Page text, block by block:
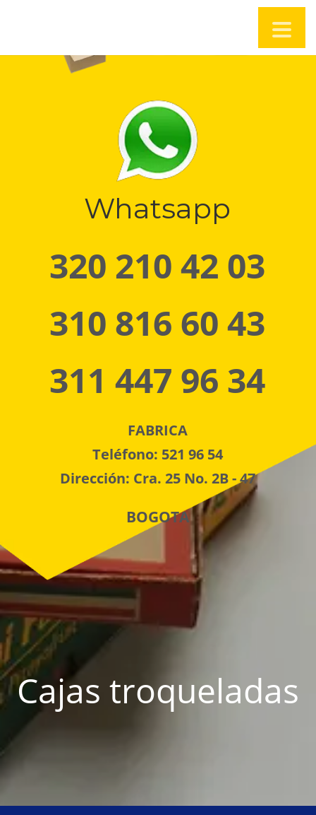
Whatsapp
320 210 42 03
310 816 60 43
311 447 96 34
FABRICA
Teléfono: 521 96 54
Dirección: Cra. 25 No. 2B - 47
BOGOTA
Cajas troqueladas